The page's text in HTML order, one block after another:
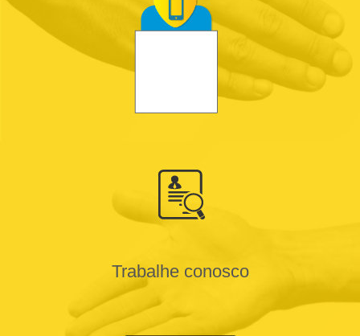
Trabalhe conosco